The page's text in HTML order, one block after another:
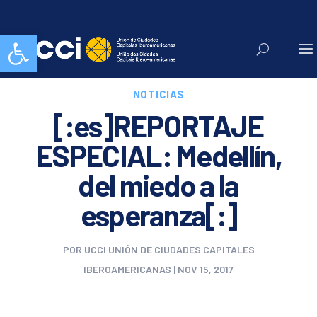
Abrir barra de herramientas
NOTICIAS
[:es]REPORTAJE
ESPECIAL: Medellín,
del miedo a la
esperanza[:]
POR UCCI UNIÓN DE CIUDADES CAPITALES
IBEROAMERICANAS | NOV 15, 2017